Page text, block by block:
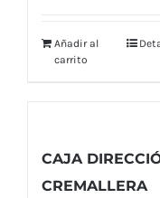
Añadir al
carrito
CAJA
CREMALLERA